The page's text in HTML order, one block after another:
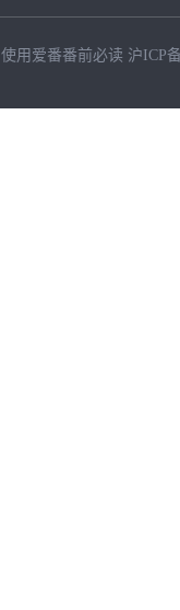
使用爱番番前必读 沪ICP